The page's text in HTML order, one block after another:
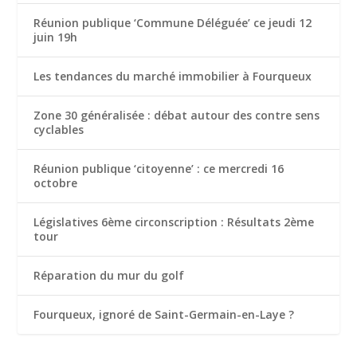
Réunion publique ‘Commune Déléguée’ ce jeudi 12
juin 19h
Les tendances du marché immobilier à Fourqueux
Zone 30 généralisée : débat autour des contre sens
cyclables
Réunion publique ‘citoyenne’ : ce mercredi 16
octobre
Législatives 6ème circonscription : Résultats 2ème
tour
Réparation du mur du golf
Fourqueux, ignoré de Saint-Germain-en-Laye ?